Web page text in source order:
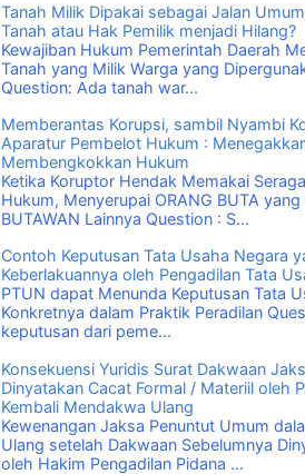
Tanah Milik Dipakai sebagai Jalan
Tanah atau Hak Pemilik menjadi Hilang?
Kewajiban Hukum Pemerintah Daerah
Tanah yang Milik Warga yang
Question: Ada tanah war...
Memberantas Korupsi, sambil Nyambi
Aparatur Pembelot Hukum :
Membengkokkan Hukum
Ketika Koruptor Hendak Memakai
Hukum, Menyerupai ORANG BUTA
BUTAWAN Lainnya Question : S...
Contoh Keputusan Tata Usaha Negara
Keberlakuannya oleh Pengadilan Tata
PTUN dapat Menunda Keputusan Tata
Konkretnya dalam Praktik Peradilan
keputusan dari peme...
Konsekuensi Yuridis Surat Dakwaan
Dinyatakan Cacat Formal / Materiil oleh
Kembali Mendakwa Ulang
Kewenangan Jaksa Penuntut Umum
Ulang setelah Dakwaan Sebelumnya
oleh Hakim Pengadilan Pidana ...